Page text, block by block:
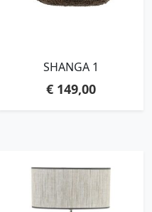
SHANGA 1
€ 149,00